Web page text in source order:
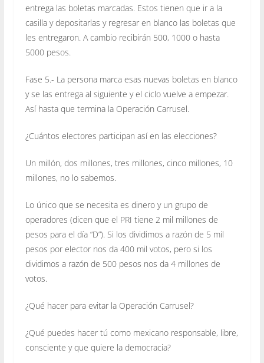
entrega las boletas marcadas. Estos tienen que ir a la
casilla y depositarlas y regresar en blanco las boletas que
les entregaron. A cambio recibirán 500, 1000 o hasta
5000 pesos.
Fase 5.- La persona marca esas nuevas boletas en blanco
y se las entrega al siguiente y el ciclo vuelve a empezar.
Así hasta que termina la Operación Carrusel.
¿Cuántos electores participan así en las elecciones?
Un millón, dos millones, tres millones, cinco millones, 10
millones, no lo sabemos.
Lo único que se necesita es dinero y un grupo de
operadores (dicen que el PRI tiene 2 mil millones de
pesos para el día “D”). Si los dividimos a razón de 5 mil
pesos por elector nos da 400 mil votos, pero si los
dividimos a razón de 500 pesos nos da 4 millones de
votos.
¿Qué hacer para evitar la Operación Carrusel?
¿Qué puedes hacer tú como mexicano responsable, libre,
consciente y que quiere la democracia?